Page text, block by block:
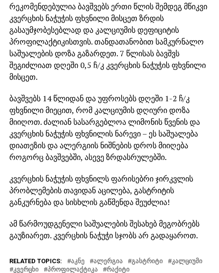
რეკომენდებულია ბავშვებს ერთი წლის შემდეგ მწიკვი
კვერცხის ნაჭუჭის ფხვნილი მისცეთ ზრდის
გასაუმჯობესებლად და კალციუმის დეფიციტის
პროფილაქტიკისთვის. თანდათანობით სამკურნალო
საშუალების დოზა გაზარდეთ. 7 წლისას ბავშვს
შეგიძლიათ დღეში 0,5 ჩ/კ კვერცხის ნაჭუჭის ფხვნილი
მისცეთ.
ბავშვებს 14 წლიდან და უფროსებს დღეში 1-2 ჩ/კ
ფხვნილი მიეცით, რომ კალციუმის დღიური დოზა
მიიღოთ. ძალიან სასარგებლოა ლიმონის წვენის და
კვერცხის ნაჭუჭის ფხვნილის ნარევი – ეს საშუალება
დიათეზის და ალერგიის ნიშნების დროს მიიღება
როგორც ბავშვებში, ასევე ზრდასრულებში.
კვერცხის ნაჭუჭის ფხვნილს ფარისებრი ჯირკვლის
პრობლემების თავიდან აცილება, გასტრიტის
განკურნება და სისხლის გაწმენდა შეუძლია!
ამ წარმოუდგენელი საშუალების შესახებ მეგობრებს
გაუზიარეთ. კვერცხის ნაჭუჭი სჯობს არ გადაყაროთ.
RELATED TOPICS: ᲐᲙᲜᲔ ᲐᲚᲔᲠᲒᲘᲐ ᲒᲐᲡᲢᲠᲘᲢᲘ
ᲙᲐᲚᲪᲘᲣᲛᲘ
ᲙᲕᲔᲠᲪᲮᲘ
ᲞᲠᲝᲤᲘᲚᲐᲥᲢᲘᲙᲐ ᲠᲐᲥᲘᲢᲘ